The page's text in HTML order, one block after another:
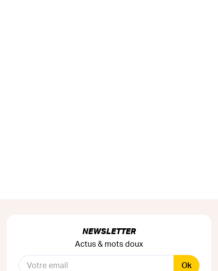
NEWSLETTER
Actus & mots doux
Ok